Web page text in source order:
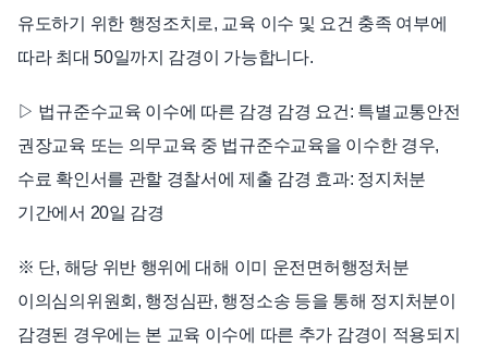
유도하기 위한 행정조치로, 교육 이수 및 요건 충족 여부에
따라 최대 50일까지 감경이 가능합니다.
▷ 법규준수교육 이수에 따른 감경 감경 요건: 특별교통안전
권장교육 또는 의무교육 중 법규준수교육을 이수한 경우,
수료 확인서를 관할 경찰서에 제출 감경 효과: 정지처분
기간에서 20일 감경
※ 단, 해당 위반 행위에 대해 이미 운전면허행정처분
이의심의위원회, 행정심판, 행정소송 등을 통해 정지처분이
감경된 경우에는 본 교육 이수에 따른 추가 감경이 적용되지